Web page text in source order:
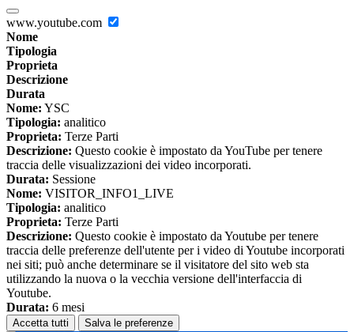
www.youtube.com
Nome
Tipologia
Proprieta
Descrizione
Durata
Nome: YSC
Tipologia: analitico
Proprieta: Terze Parti
Descrizione: Questo cookie è impostato da YouTube per tenere
traccia delle visualizzazioni dei video incorporati.
Durata: Sessione
Nome: VISITOR_INFO1_LIVE
Tipologia: analitico
Proprieta: Terze Parti
Descrizione: Questo cookie è impostato da Youtube per tenere
traccia delle preferenze dell'utente per i video di Youtube incorporati
nei siti; può anche determinare se il visitatore del sito web sta
utilizzando la nuova o la vecchia versione dell'interfaccia di
Youtube.
Durata: 6 mesi
Accetta tutti Salva le preferenze